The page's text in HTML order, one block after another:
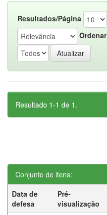
Resultados/Página
Ordenar
Resultado 1-1 de 1.
Conjunto de itens:
Data de
defesa
Pré-
visualização